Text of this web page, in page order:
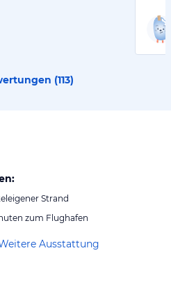
(113)
Strand
zum Flughafen
Ausstattung